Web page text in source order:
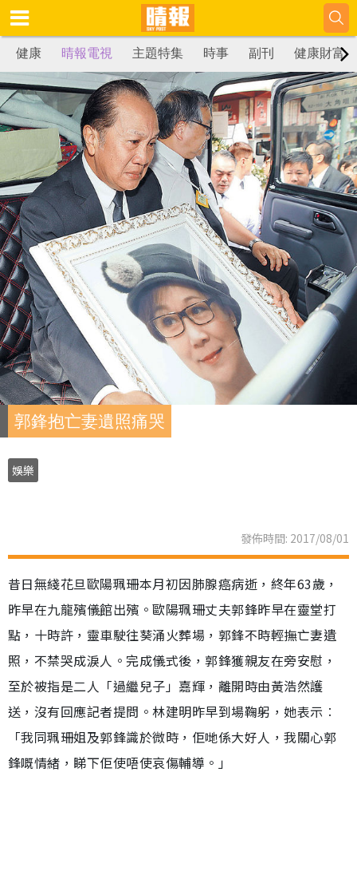
健康 晴報電視 主題特集 時事 副刊 健康財富
郭鋒抱亡妻遺照痛哭
娛樂
發佈時間: 2017/08/01
昔日無綫花旦歐陽珮珊本月初因肺腺癌病逝，終年63歲，
昨早在九龍殯儀館出殯。歐陽珮珊丈夫郭鋒昨早在靈堂打
點，十時許，靈車駛往葵涌火葬場，郭鋒不時輕撫亡妻遺
照，不禁哭成淚人。完成儀式後，郭鋒獲親友在旁安慰，
至於被指是二人「過繼兒子」嘉輝，離開時由黃浩然護
送，沒有回應記者提問。林建明昨早到場鞠躬，她表示︰
「我同珮珊姐及郭鋒識於微時，佢哋係大好人，我關心郭
鋒嘅情緒，睇下佢使唔使哀傷輔導。」